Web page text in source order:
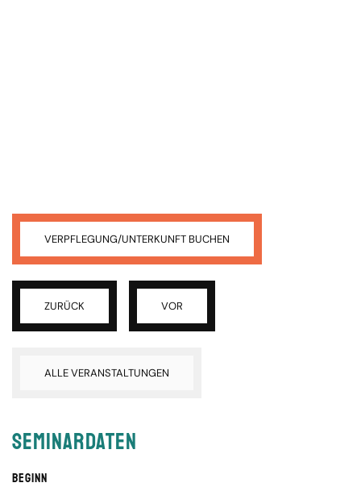
VERPFLEGUNG/UNTERKUNFT BUCHEN
ZURÜCK VOR
ALLE VERANSTALTUNGEN
Seminardaten
Beginn